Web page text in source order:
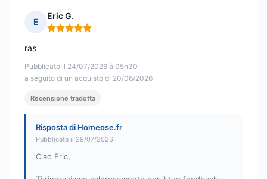
E
Eric G.
Nota: 5 su 5
Pubblicato il 24/07/2026 à 05h30
a seguito di un acquisto di 20/06/2026
ras
Recensione tradotta
Risposta di Homeose.fr
Pubblicata il 29/07/2026
Ciao Eric,